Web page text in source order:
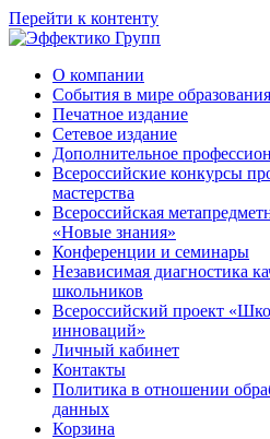
Перейти к контенту
О компании
События в мире образования
Печатное издание
Сетевое издание
Дополнительное
Всероссийские конкурсы
мастерства
Всероссийская
«Новые знания»
Конференции и семинары
Независимая диагностика
школьников
Всероссийский проект
инноваций»
Личный кабинет
Контакты
Политика в отношении
данных
Корзина